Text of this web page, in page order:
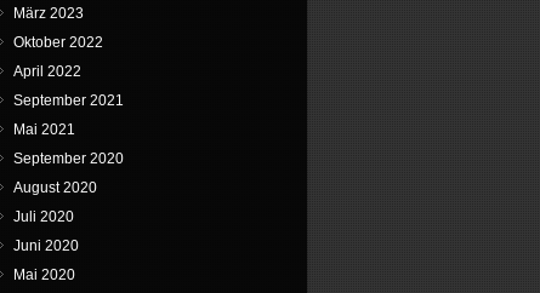
März 2023
Oktober 2022
April 2022
September 2021
Mai 2021
September 2020
August 2020
Juli 2020
Juni 2020
Mai 2020